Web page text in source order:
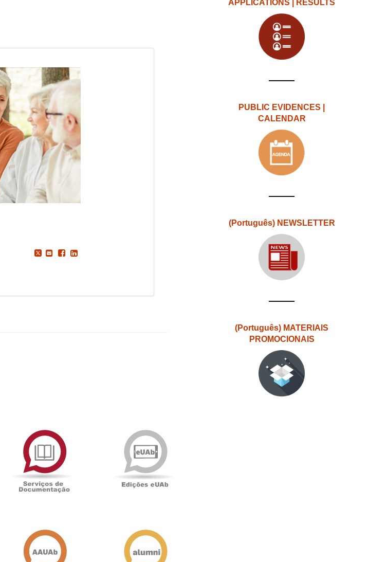
APPLICATIONS | RESULTS
PUBLIC EVIDENCES |
CALENDAR
(Português) NEWSLETTER
(Português) MATERIAIS
PROMOCIONAIS
Documentação